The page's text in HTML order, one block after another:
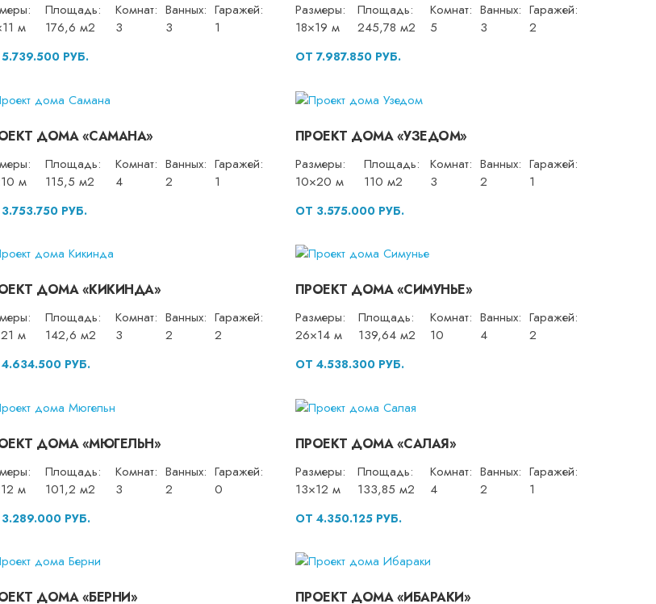
м
Площадь:
176,6 м2
Комнат:
3
Ванных:
3
Гаражей:
1
РУБ.
Размеры:
18×19 м
Площадь:
245,78 м2
Комнат:
5
Ванных:
3
Гаражей:
2
ОТ 7.987.850 РУБ.
ДОМА «САМАНА»
м
Площадь:
115,5 м2
Комнат:
4
Ванных:
2
Гаражей:
1
РУБ.
ПРОЕКТ ДОМА «УЗЕДОМ»
Размеры:
10×20 м
Площадь:
110 м2
Комнат:
3
Ванных:
2
Гаражей:
1
ОТ 3.575.000 РУБ.
ДОМА «КИКИНДА»
м
Площадь:
142,6 м2
Комнат:
3
Ванных:
2
Гаражей:
2
РУБ.
ПРОЕКТ ДОМА «СИМУНЬЕ»
Размеры:
26×14 м
Площадь:
139,64 м2
Комнат:
10
Ванных:
4
Гаражей:
2
ОТ 4.538.300 РУБ.
ДОМА «МЮГЕЛЬН»
м
Площадь:
101,2 м2
Комнат:
3
Ванных:
2
Гаражей:
0
РУБ.
ПРОЕКТ ДОМА «САЛАЯ»
Размеры:
13×12 м
Площадь:
133,85 м2
Комнат:
4
Ванных:
2
Гаражей:
1
ОТ 4.350.125 РУБ.
ДОМА «БЕРНИ» ПРОЕКТ ДОМА «ИБАРАКИ»